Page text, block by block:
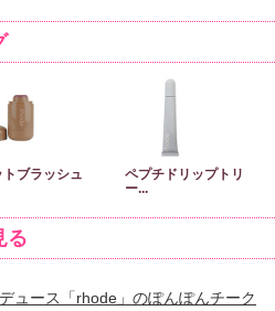
ブラッシュ
ペプチドリップトリ
ー...
る
ュース「rhode」のぽんぽんチーク